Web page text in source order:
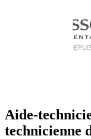
Aide-
technicienne